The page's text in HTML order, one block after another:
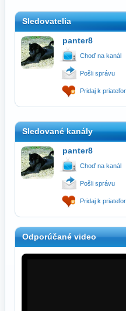
Sledovatelia
panter8
Choď na kanál
Pošli správu
Pridaj k
Sledované kanály
panter8
Choď na kanál
Pošli správu
Pridaj k
Odporúčané video